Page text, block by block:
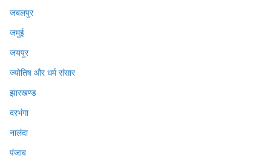
जबलपुर
जमुई
जयपुर
ज्योतिष और धर्म संसार
झारखण्ड
दरभंगा
नालंदा
पंजाब